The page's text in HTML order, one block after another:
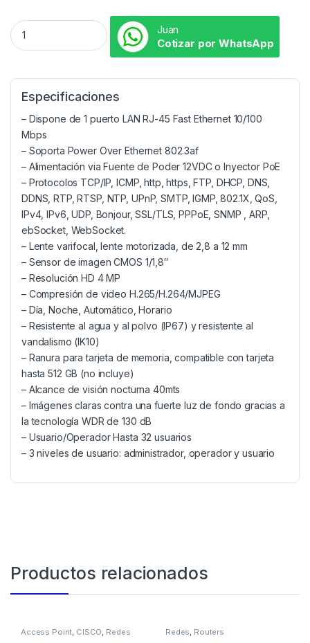
Juan
Cotizar por WhatsApp
Especificaciones
– Dispone de 1 puerto LAN RJ-45 Fast Ethernet 10/100
Mbps
– Soporta Power Over Ethernet 802.3af
– Alimentación via Fuente de Poder 12VDC o Inyector PoE
– Protocolos TCP/IP, ICMP, http, https, FTP, DHCP, DNS,
DDNS, RTP, RTSP, NTP, UPnP, SMTP, IGMP, 802.1X, QoS,
IPv4, IPv6, UDP, Bonjour, SSL/TLS, PPPoE, SNMP , ARP,
ebSocket, WebSocket.
– Lente varifocal, lente motorizada, de 2,8 a 12 mm
– Sensor de imagen CMOS 1/1,8″
– Resolución HD 4 MP
– Compresión de video H.265/H.264/MJPEG
– Día, Noche, Automático, Horario
– Resistente al agua y al polvo (IP67) y resistente al
vandalismo (IK10)
– Ranura para tarjeta de memoria, compatible con tarjeta
hasta 512 GB (no incluye)
– Alcance de visión nocturna 40mts
– Imágenes claras contra una fuerte luz de fondo gracias a
la tecnología WDR de 130 dB
– Usuario/Operador Hasta 32 usuarios
– 3 niveles de usuario: administrador, operador y usuario
Productos relacionados
Access Point, CISCO, Redes Redes, Routers